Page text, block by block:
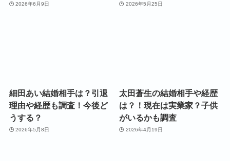
2026年6月9日 2026年5月25日
細田あい結婚相手は？引退
理由や経歴も調査！今後ど
うする？
2026年5月8日
太田蒼生の結婚相手や経歴
は？！現在は実業家？子供
がいるかも調査
2026年4月19日